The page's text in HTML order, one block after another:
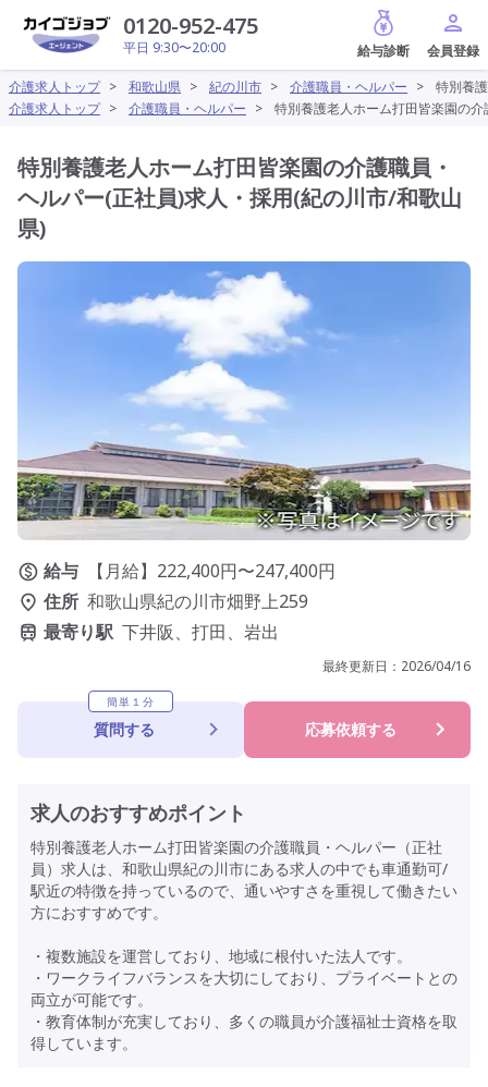
0120-952-475
平日 9:30〜20:00
給与診断
介護求人トップ > 和歌山県 > 紀の川市 > 介護職員・ヘルパー >
特別養
介護求人トップ > 介護職員・ヘルパー > 特別養護老人ホーム打田皆楽園の
特別養護老人ホーム打田皆楽園の介護職員・
ヘルパー(正社員)求人・採用(紀の川市/和歌山
県)
給与
【月給】222,400円〜247,400円
住所 和歌山県紀の川市畑野上259
最寄り駅 下井阪、打田、岩出
最終更新日： 2026/04/16
簡単１分
質問する 応募依頼する
求人のおすすめポイント
特別養護老人ホーム打田皆楽園の介護職員・ヘルパー（正社
員）求人は、和歌山県紀の川市にある求人の中でも車通勤可/
駅近の特徴を持っているので、通いやすさを重視して働きたい
方におすすめです。
・複数施設を運営しており、地域に根付いた法人です。
・ワークライフバランスを大切にしており、プライベートとの
両立が可能です。
・教育体制が充実しており、多くの職員が介護福祉士資格を取
得しています。